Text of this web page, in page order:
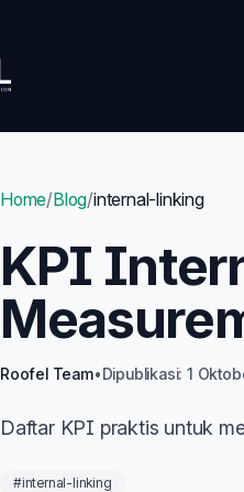
Home/Blog/internal-linking
KPI
Roofel Team•Dipublikasi: 1
Daftar KPI praktis untuk
#internal-linking